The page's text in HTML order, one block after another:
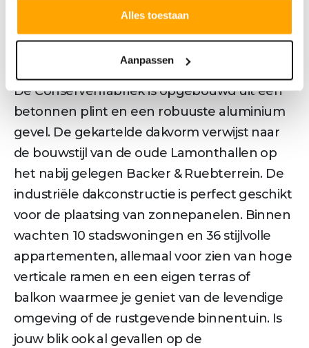
Alles toestaan
Aanpassen
De Conservenfabriek is met zijn krachtige en
het KlaversJansen terrein.
De Conservenfabriek is opgebouwd uit een
betonnen plint en een robuuste aluminium
gevel. De gekartelde dakvorm verwijst naar
de bouwstijl van de oude Lamonthallen op
het nabij gelegen Backer & Rueb­terrein. De
industriële dakconstructie is perfect geschikt
voor de plaatsing van zonnepanelen. Binnen
wachten 10 stadswoningen en 36 stijlvolle
appartementen, allemaal voor zien van hoge
verticale ramen en een eigen terras of
balkon waarmee je geniet van de levendige
omgeving of de rustgevende binnentuin. Is
jouw blik ook al gevallen op de